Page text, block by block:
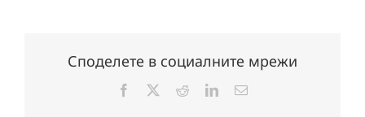
Споделете в социалните мрежи
Facebook RedditLinkedInЕлектронна